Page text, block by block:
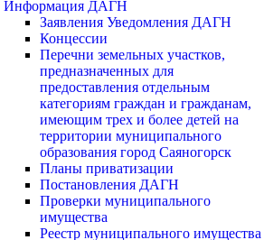
Информация ДАГН
Заявления Уведомления ДАГН
Концессии
Перечни земельных участков,
предназначенных для
предоставления отдельным
категориям граждан и гражданам,
имеющим трех и более детей на
территории муниципального
образования город Саяногорск
Планы приватизации
Постановления ДАГН
Проверки муниципального
имущества
Реестр муниципального имущества